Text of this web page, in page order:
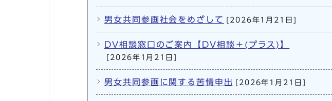
男女共同参画社会をめざして [2026年1月21日]
DV相談窓口のご案内【DV相談＋(プラス)】
[2026年1月21日]
男女共同参画に関する苦情申出 [2026年1月21日]